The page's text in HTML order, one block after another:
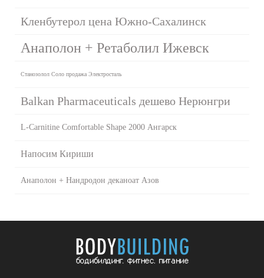
Кленбутерол цена Южно-Сахалинск
Анаполон + Ретаболил Ижевск
Станозолол Соло продажа Электросталь
Balkan Pharmaceuticals дешево Нерюнгри
L-Carnitine Comfortable Shape 2000 Ангарск
Напосим Кириши
Анаполон + Нандродон деканоат Азов